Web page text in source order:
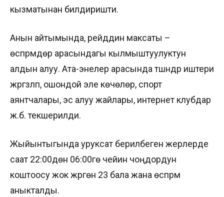
кызматынан билдиришти.
Анын айтымында, рейддин максаты –
өспүрүмдөр арасындагы кылмыштуулуктун
алдын алуу. Ата-энелер арасында түшүндүрүү иштери
жүргүзүлүп, ошондой эле көчөлөр, спорт
аянтчалары, эс алуу жайлары, интернет клубдар
ж.б. текшерилди.
Жыйынтыгында уруксат берилбеген жерлерде
саат 22:00дөн 06:00гө чейин чоңдордун
коштоосу жок жүргөн 23 бала жана өспүрүм
аныкталды.